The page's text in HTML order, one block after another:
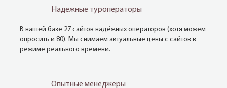
Надежные туроператоры
В нашей базе 27 сайтов надёжных операторов (хотя можем
опросить и 80). Мы снимаем актуальные цены с сайтов в
режиме реального времени.
Опытные менеджеры